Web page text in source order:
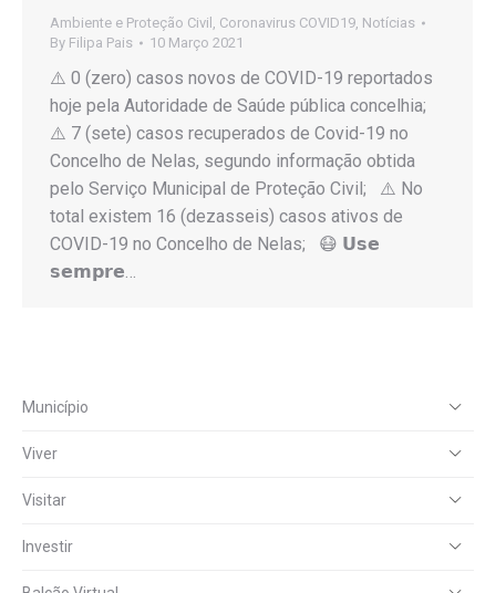
Ambiente e Proteção Civil , Coronavirus COVID19, Notícias
By Filipa Pais 10 Março 2021
⚠️ 0 (zero) casos novos de COVID-19 reportados
hoje pela Autoridade de Saúde pública concelhia;
⚠️ 7 (sete) casos recuperados de Covid-19 no
Concelho de Nelas, segundo informação obtida
pelo Serviço Municipal de Proteção Civil; ⚠️ No
total existem 16 (dezasseis) casos ativos de
COVID-19 no Concelho de Nelas; 😷 𝗨𝘀𝗲
𝘀𝗲𝗺𝗽𝗿𝗲…
Município
Viver
Visitar
Investir